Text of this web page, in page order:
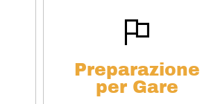
Preparazione
per Gare